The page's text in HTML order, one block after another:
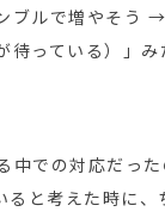
ルで増やそう
っている）」み
での対応だった
と考えた時に、